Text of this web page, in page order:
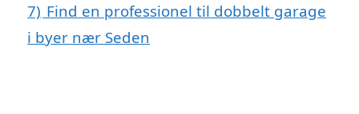
7) Find en professionel til dobbelt garage
i byer nær Seden